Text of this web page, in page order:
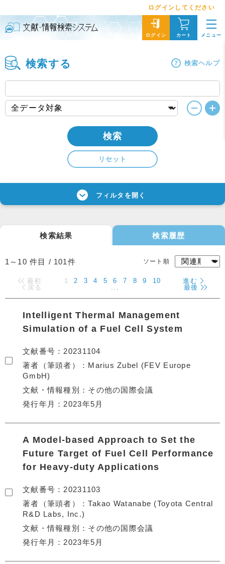
ログインしてください
ログイン カート メニュー
検索する 検索ヘルプ
検索
リセット
フィルタを開く
検索結果 検索履歴
1～10 件目 / 101件 ソート順
最初
戻る
1 2 3 4 5 6 7 8 9
10
...
進む
最後
Intelligent Thermal Management
Simulation of a Fuel Cell System
文献番号
20231104
著者（筆頭者）
Marius Zubel (FEV Europe
GmbH)
文献・情報種別
その他の国際会議
発行年月
2023年5月
A Model-based Approach to Set the
Future Target of Fuel Cell Performance
for Heavy-duty Applications
文献番号
20231103
著者（筆頭者）
Takao Watanabe (Toyota Central
R&D Labs, Inc.)
文献・情報種別
その他の国際会議
発行年月
2023年5月